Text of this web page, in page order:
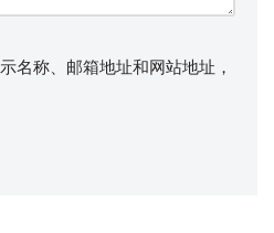
名称、邮箱地址和网站地址，